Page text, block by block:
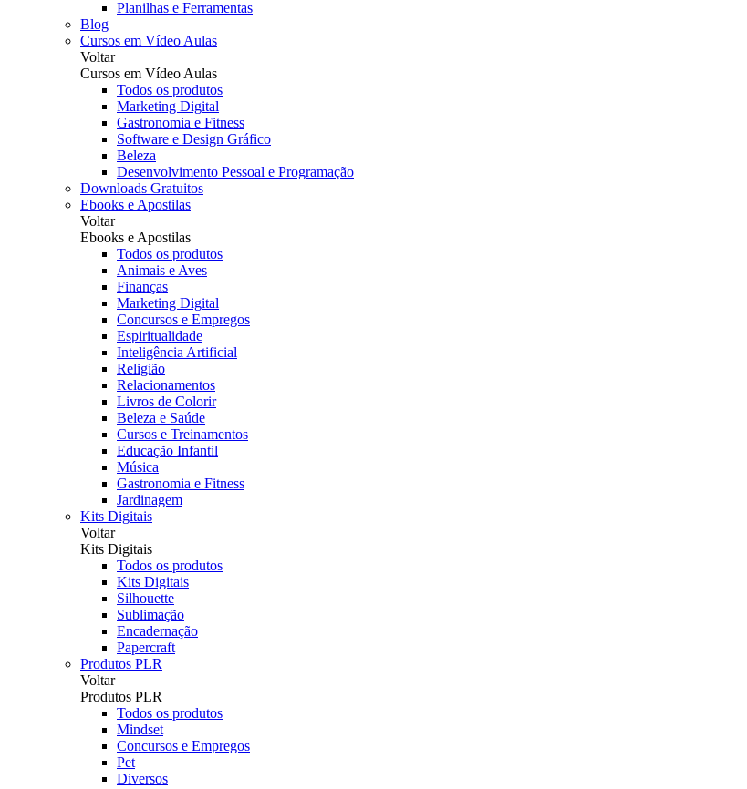
Planilhas e Ferramentas
Blog
Cursos em Vídeo Aulas
Voltar
Cursos em Vídeo Aulas
Todos os produtos
Marketing Digital
Gastronomia e Fitness
Software e Design Gráfico
Beleza
Desenvolvimento Pessoal e Programação
Downloads Gratuitos
Ebooks e Apostilas
Voltar
Ebooks e Apostilas
Todos os produtos
Animais e Aves
Finanças
Marketing Digital
Concursos e Empregos
Espiritualidade
Inteligência Artificial
Religião
Relacionamentos
Livros de Colorir
Beleza e Saúde
Cursos e Treinamentos
Educação Infantil
Música
Gastronomia e Fitness
Jardinagem
Kits Digitais
Voltar
Kits Digitais
Todos os produtos
Kits Digitais
Silhouette
Sublimação
Encadernação
Papercraft
Produtos PLR
Voltar
Produtos PLR
Todos os produtos
Mindset
Concursos e Empregos
Pet
Diversos